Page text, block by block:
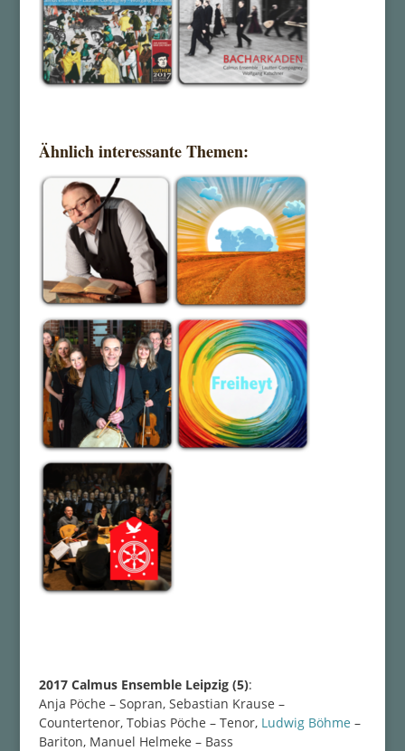
Ähnlich interessante Themen:
2017 Calmus Ensemble Leipzig (5):
Anja Pöche – Sopran, Sebastian Krause –
Countertenor, Tobias Pöche – Tenor, Ludwig Böhme –
Bariton, Manuel Helmeke – Bass